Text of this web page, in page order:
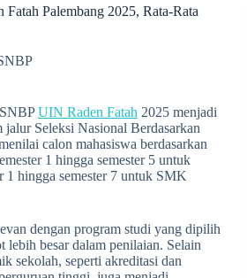
Palembang 2025, Rata-Rata
UIN Raden Fatah 2025 menjadi
jalur Seleksi Nasional Berdasarkan
calon mahasiswa berdasarkan
1 hingga semester 5 untuk
1 hingga semester 7 untuk SMK
dengan program studi yang dipilih
lebih besar dalam penilaian. Selain
sekolah, seperti akreditasi dan